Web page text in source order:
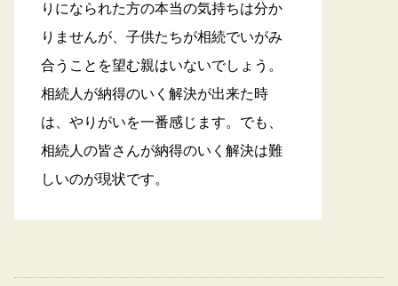
りになられた方の本当の気持ちは分か
りませんが、子供たちが相続でいがみ
合うことを望む親はいないでしょう。
相続人が納得のいく解決が出来た時
は、やりがいを一番感じます。でも、
相続人の皆さんが納得のいく解決は難
しいのが現状です。